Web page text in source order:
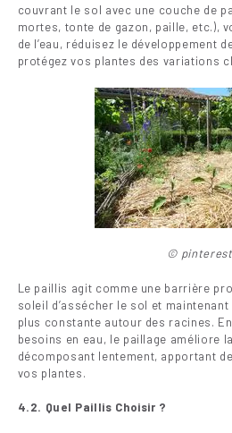
couvrant le sol avec une couche de
mortes, tonte de gazon, paille, etc.),
de l’eau, réduisez le développement
protégez vos plantes des variations
© pinterest
Le paillis agit comme une barrière
soleil d’assécher le sol et
plus constante autour des racines.
besoins en eau, le paillage améliore
décomposant lentement, apportant
vos plantes.
4.2. Quel Paillis Choisir ?